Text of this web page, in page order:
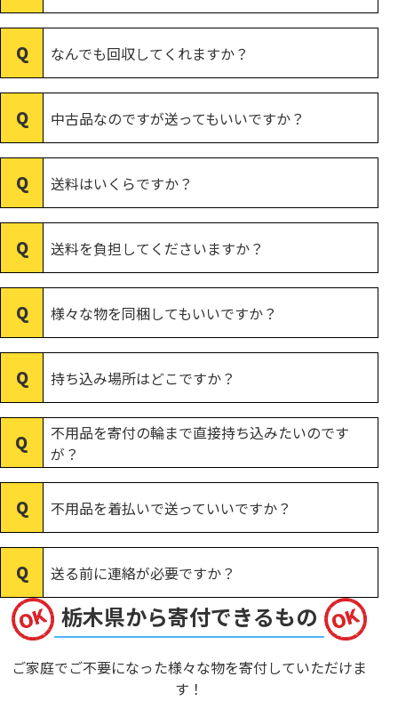
なんでも回収してくれますか？
中古品なのですが送ってもいいですか？
送料はいくらですか？
送料を負担してくださいますか？
様々な物を同梱してもいいですか？
持ち込み場所はどこですか？
不用品を寄付の輪まで直接持ち込みたいのです
が？
不用品を着払いで送っていいですか？
送る前に連絡が必要ですか？
栃木県から寄付できるもの
ご家庭でご不要になった様々な物を寄付していただけま
す！